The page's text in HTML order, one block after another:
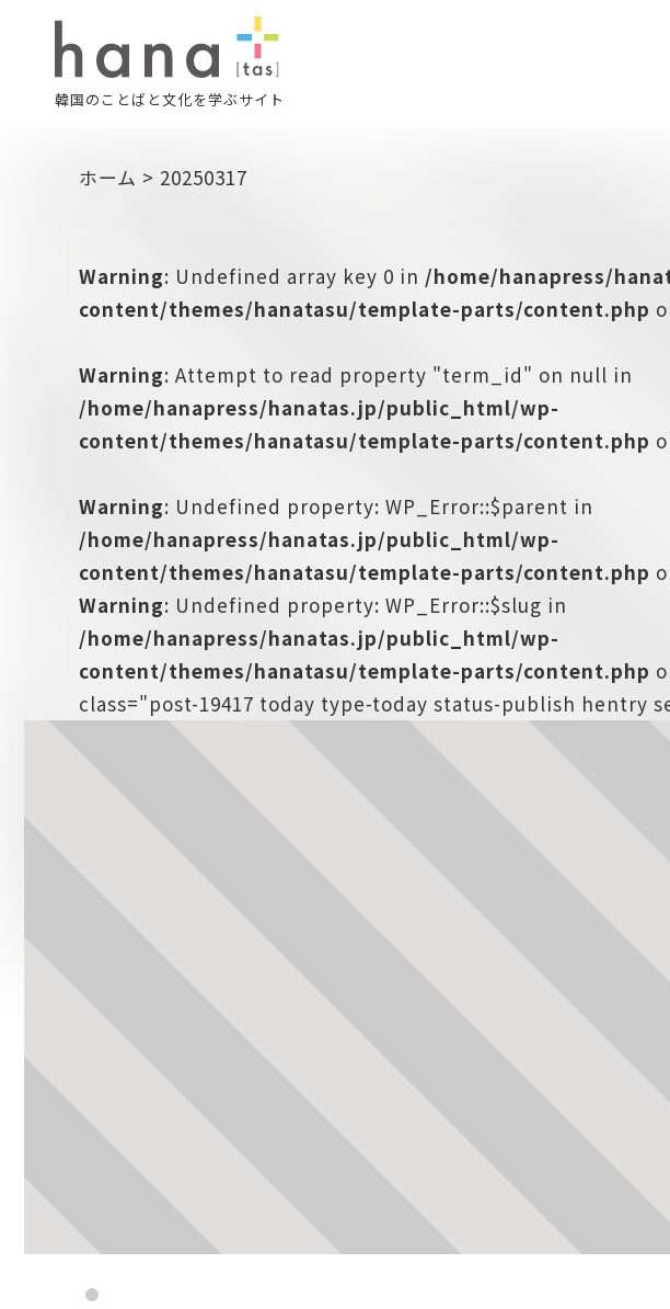
韓国のことばと文化を学ぶサイト
ホーム > 20250317
Warning: Undefined array key 0 in /home/hanapress/
content/themes/hanatasu/template-parts/content.php
Warning: Attempt to read property "term_id" on null in
/home/hanapress/hanatas.jp/public_html/wp-
content/themes/hanatasu/template-parts/content.php
Warning: Undefined property: WP_Error::$parent in
/home/hanapress/hanatas.jp/public_html/wp-
content/themes/hanatasu/template-parts/content.php
Warning: Undefined property: WP_Error::$slug in
/home/hanapress/hanatas.jp/public_html/wp-
content/themes/hanatasu/template-parts/content.php
class="post-19417 today type-today status-publish hentry